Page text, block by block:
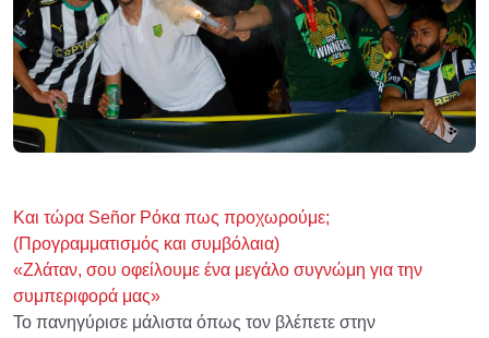
Και τώρα Señor Ρόκα πως προχωρούμε;
(Προγραμματισμός και συμβόλαια)
«Ζλάταν, σου οφείλουμε ένα μεγάλο συγνώμη για την
συμπεριφορά μας»
Το πανηγύρισε μάλιστα όπως τον βλέπετε στην